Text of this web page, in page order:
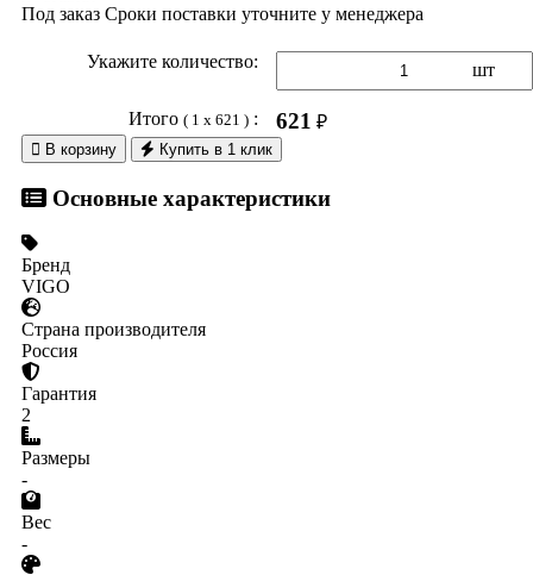
Под заказ Сроки поставки уточните у менеджера
Укажите количество: шт
Итого ( 1 x 621 ): 621 ₽
 В корзину Купить в 1 клик
Основные характеристики
Бренд
VIGO
Страна производителя
Россия
Гарантия
2
Размеры
-
Вес
-